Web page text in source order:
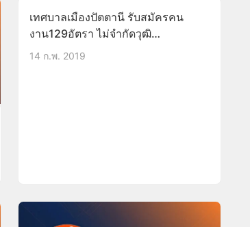
เทศบาลเมืองปัตตานี รับสมัครคน
งาน129อัตรา ไม่จำกัดวุฒิ
บัดนี้-28ก.พ.62
14 ก.พ. 2019